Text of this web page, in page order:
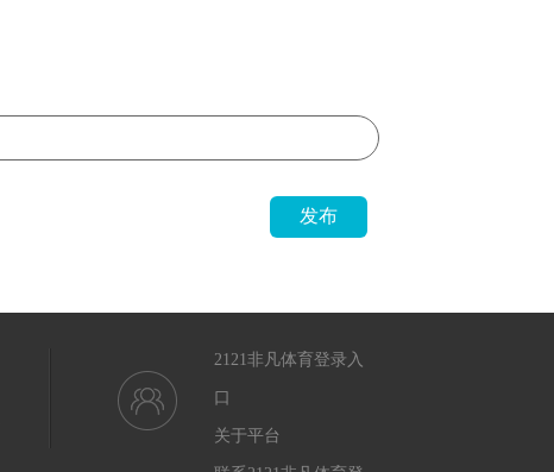
发布
2121非凡体育登录入
口
关于平台